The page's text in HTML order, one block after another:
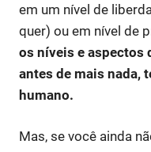
em um nível de
quer) ou em nível de
os níveis e aspectos
antes de mais nada,
humano.
Mas, se você ainda